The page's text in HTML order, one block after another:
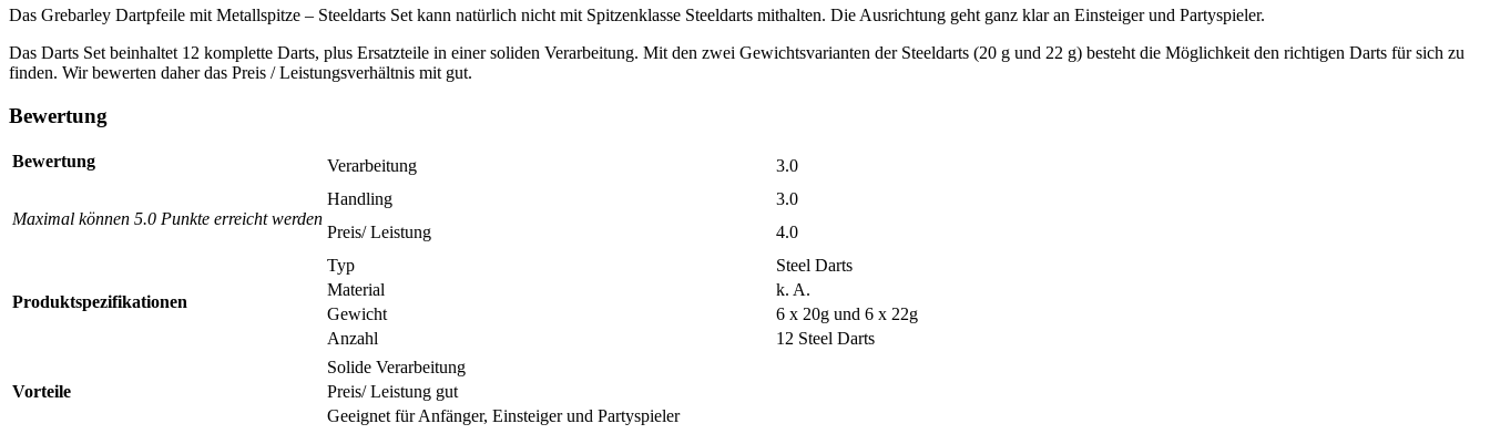
Das Grebarley Dartpfeile mit Metallspitze – Steeldarts Set kann natürlich nicht mit Spitzenklasse Steeldarts mithalten. Die Ausrichtung geht ganz klar an Einsteiger und Partyspieler.
Das Darts Set beinhaltet 12 komplette Darts, plus Ersatzteile in einer soliden Verarbeitung. Mit den zwei Gewichtsvarianten der Steeldarts (20 g und 22 g) besteht die Möglichkeit den richtigen Darts für sich zu
finden. Wir bewerten daher das Preis / Leistungsverhältnis mit gut.
Bewertung
Bewertung
Maximal können 5.0 Punkte erreicht werden
Verarbeitung
3.0
Handling
3.0
Preis/ Leistung
4.0
Produktspezifikationen
Typ
Steel Darts
Material
k. A.
Gewicht
6 x 20g und 6 x 22g
Anzahl
12 Steel Darts
Vorteile
Solide Verarbeitung
Preis/ Leistung gut
Geeignet für Anfänger, Einsteiger und Partyspieler